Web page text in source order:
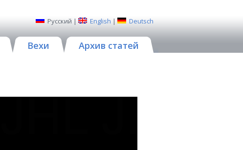
Русский | English | Deutsch
Вехи Архив статей